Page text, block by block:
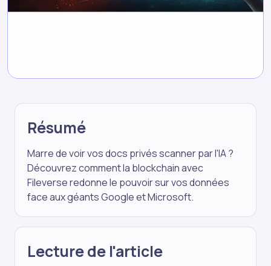
Résumé
Marre de voir vos docs privés scanner par l'IA ?
Découvrez comment la blockchain avec
Fileverse redonne le pouvoir sur vos données
face aux géants Google et Microsoft.
Lecture de l'article